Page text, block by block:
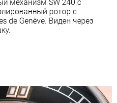
механизм SW 240 с
ротор с
de Genève. Виден через